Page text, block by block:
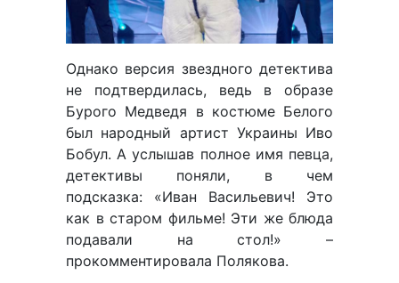
Однако версия звездного детектива
не подтвердилась, ведь в образе
Бурого Медведя в костюме Белого
был народный артист Украины Иво
Бобул. А услышав полное имя певца,
детективы поняли, в чем
подсказка: «Иван Васильевич! Это
как в старом фильме! Эти же блюда
подавали на стол!» –
прокомментировала Полякова.